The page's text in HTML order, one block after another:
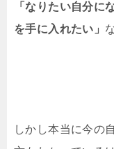
「なりたい自分に
を手に入れたい」
しかし本当に今の